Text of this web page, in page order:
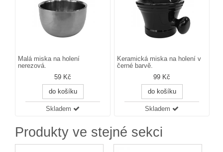
Malá miska na holení
nerezová.
59 Kč
do košíku
Skladem
Keramická miska na holení v
černé barvě.
99 Kč
do košíku
Skladem
Produkty ve stejné sekci